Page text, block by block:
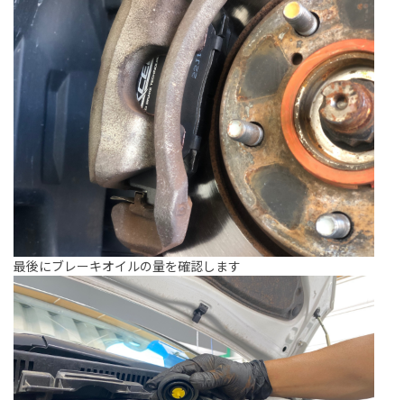
最後にブレーキオイルの量を確認します